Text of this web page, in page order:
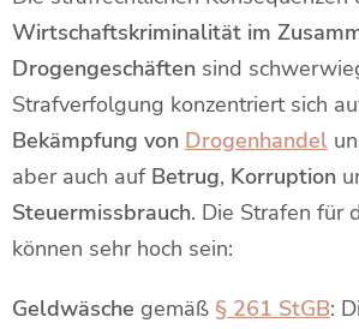
Wirtschaftskriminalität im
Drogengeschäften sind
Strafverfolgung konzentriert sich
Bekämpfung von Drogenhandel
aber auch auf Betrug, Korruption
Steuermissbrauch. Die Strafen für
können sehr hoch sein:
Geldwäsche gemäß § 261 StGB: